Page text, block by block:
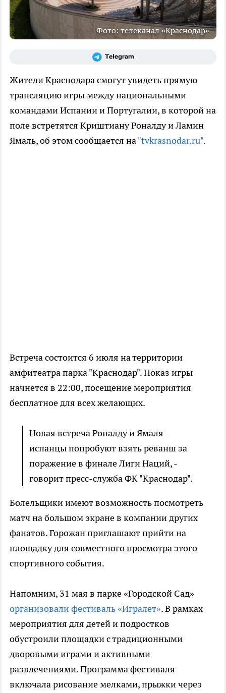
Фото: телеканал «Краснодар»
Жители Краснодара смогут увидеть прямую
трансляцию игры между национальными
командами Испании и Португалии, в которой на
поле встретятся Криштиану Роналду и Ламин
Ямаль, об этом сообщается на"tvkrasnodar.ru".
Встреча состоится 6 июля на территории
амфитеатра парка "Краснодар". Показ игры
начнется в 22:00, посещение мероприятия
бесплатное для всех желающих.
Новая встреча Роналду и Ямаля -
испанцы попробуют взять реванш за
поражение в финале Лиги Наций, -
говорит пресс-служба ФК "Краснодар".
Болельщики имеют возможность посмотреть
матч на большом экране в компании других
фанатов. Горожан приглашают прийти на
площадку для совместного просмотра этого
спортивного события.
Напомним, 31 мая в парке «Городской Сад»
организовали фестиваль «Игралет». В рамках
мероприятия для детей и подростков
обустроили площадки с традиционными
дворовыми играми и активными
развлечениями. Программа фестиваля
включала рисование мелками, прыжки через